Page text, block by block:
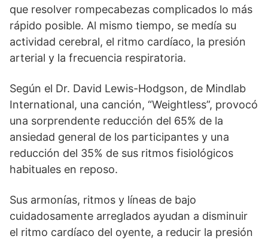
que resolver rompecabezas complicados lo más
rápido posible. Al mismo tiempo, se medía su
actividad cerebral, el ritmo cardíaco, la presión
arterial y la frecuencia respiratoria.
Según el Dr. David Lewis-Hodgson, de Mindlab
International, una canción, “Weightless”, provocó
una sorprendente reducción del 65% de la
ansiedad general de los participantes y una
reducción del 35% de sus ritmos fisiológicos
habituales en reposo.
Sus armonías, ritmos y líneas de bajo
cuidadosamente arreglados ayudan a disminuir
el ritmo cardíaco del oyente, a reducir la presión